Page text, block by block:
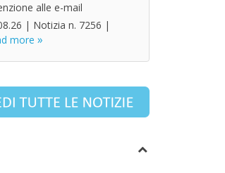
alle e-mail
| Notizia n. 7256 |
more